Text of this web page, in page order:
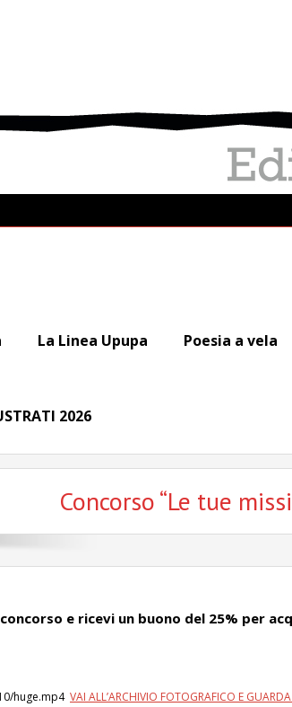
La Linea Upupa Poesia a vela
2026
Concorso “Le tue
e ricevi un buono del 25% per
huge.mp4 VAI ALL’ARCHIVIO FOTOGRAFICO E